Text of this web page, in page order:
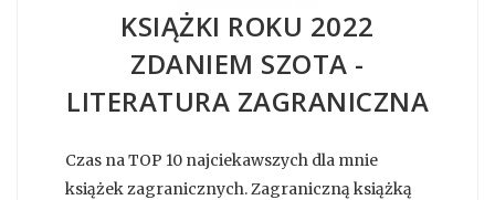
KSIĄŻKI ROKU 2022
ZDANIEM SZOTA -
LITERATURA ZAGRANICZNA
Czas na TOP 10 najciekawszych dla mnie
książek zagranicznych. Zagraniczną książką